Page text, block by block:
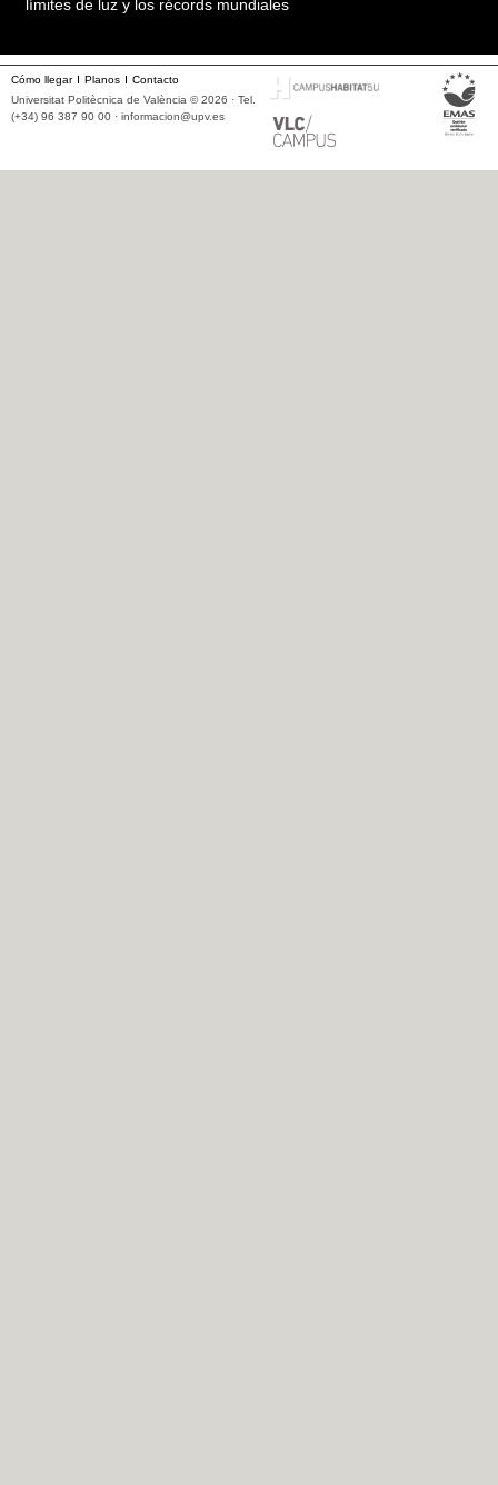
límites de luz y los récords mundiales
Cómo llegar Planos
Contacto
Universitat Politècnica de València © 2026 · Tel.
(+34) 96 387 90 00 · informacion@upv.es